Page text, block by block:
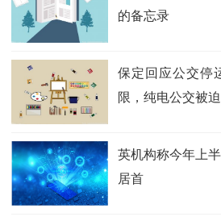
的备忘录
保定回应公交停
限，纯电公交被
英机构称今年上
居首